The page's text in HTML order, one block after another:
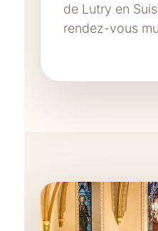
de Lutry en
rendez-vous